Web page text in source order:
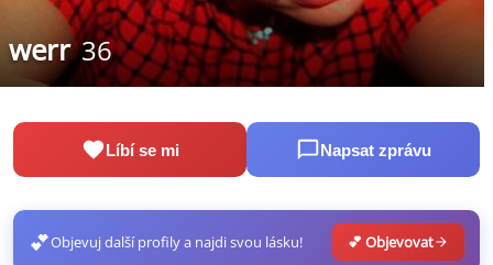
werr 36
Líbí se mi Napsat zprávu
💕Objevuj další profily a najdi svou lásku! 💕 Objevovat